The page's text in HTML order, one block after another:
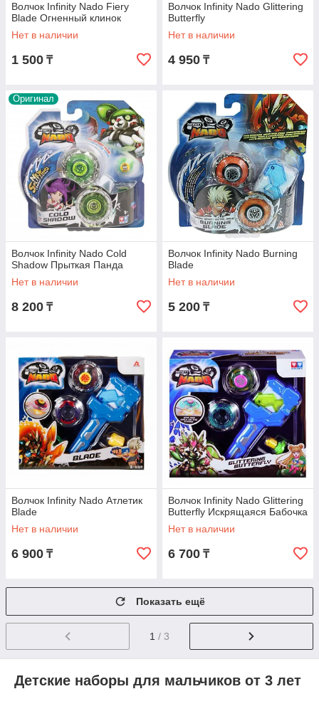
Волчок Infinity Nado Fiery
Blade Огненный клинок
Нет в наличии
1 500 ₸
Волчок Infinity Nado Glittering
Butterfly
Нет в наличии
4 950 ₸
Оригинал
Волчок Infinity Nado Cold
Shadow Прыткая Панда
Нет в наличии
8 200 ₸
Волчок Infinity Nado Burning
Blade
Нет в наличии
5 200 ₸
Волчок Infinity Nado Атлетик
Blade
Нет в наличии
6 900 ₸
Волчок Infinity Nado Glittering
Butterfly Искрящаяся Бабочка
Нет в наличии
6 700 ₸
Показать ещё
1 / 3
Детские наборы для мальчиков от 3 лет